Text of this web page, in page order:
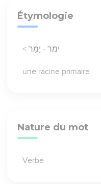
Étymologie
< ימר - יָמַר
une racine primaire
Nature du mot
Verbe